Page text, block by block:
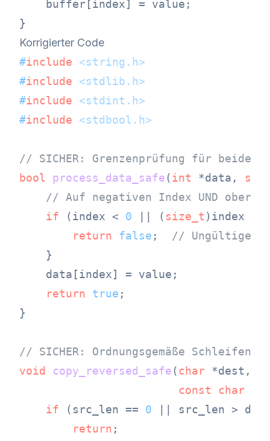
    buffer[index] = value;
Korrigierter Code
#include
<string.h>
#include
<stdlib.h>
#include
<stdint.h>
#include <stdbool.h>
// SICHER: Grenzenprüfung für beide
bool
process_data_safe(int *data,
// Auf negativen Index UND obere
if (index < 0 || ( size_t )index
return
false ; // Ungültigen
    }
    data[index] = value;
return
true ;
}
// SICHER: Ordnungsgemäße
void
copy_reversed_safe(char *dest,
const
char
if (src_len == 0 || src_len >
return ;